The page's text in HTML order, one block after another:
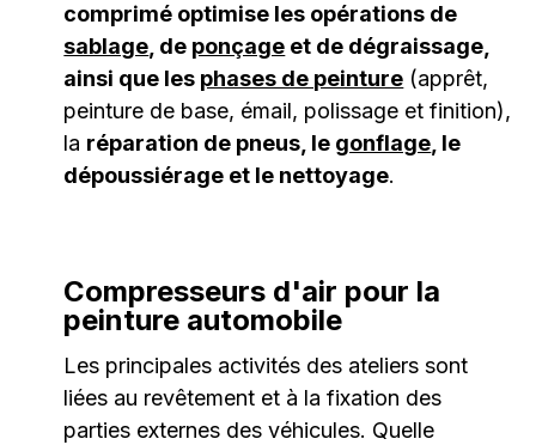
comprimé optimise les opérations de
sablage , de ponçage et de dégraissage,
ainsi que les phases de peinture (apprêt,
peinture de base, émail, polissage et finition),
la réparation de pneus, le gonflage , le
dépoussiérage et le nettoyage.
Compresseurs d'air pour la
peinture automobile
Les principales activités des ateliers sont
liées au revêtement et à la fixation des
parties externes des véhicules. Quelle